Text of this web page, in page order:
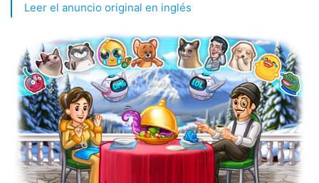
Leer el anuncio original en inglés